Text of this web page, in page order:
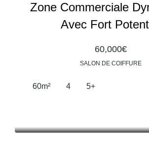
Zone Commerciale
Avec Fort
60,000€
SALON DE COIFFURE
60m² 4 5+